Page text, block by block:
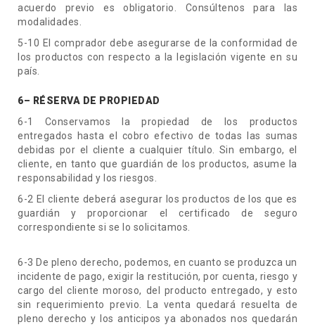
acuerdo previo es obligatorio. Consúltenos para las
modalidades.
5-10 El comprador debe asegurarse de la conformidad de
los productos con respecto a la legislación vigente en su
país.
6– RÉSERVA DE PROPIEDAD
6-1 Conservamos la propiedad de los productos
entregados hasta el cobro efectivo de todas las sumas
debidas por el cliente a cualquier título. Sin embargo, el
cliente, en tanto que guardián de los productos, asume la
responsabilidad y los riesgos.
6-2 El cliente deberá asegurar los productos de los que es
guardián y proporcionar el certificado de seguro
correspondiente si se lo solicitamos.
6-3 De pleno derecho, podemos, en cuanto se produzca un
incidente de pago, exigir la restitución, por cuenta, riesgo y
cargo del cliente moroso, del producto entregado, y esto
sin requerimiento previo. La venta quedará resuelta de
pleno derecho y los anticipos ya abonados nos quedarán